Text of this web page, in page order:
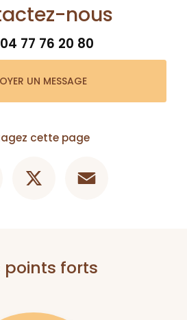
nous
04 77 76 20 80
UN MESSAGE
cette page
points forts